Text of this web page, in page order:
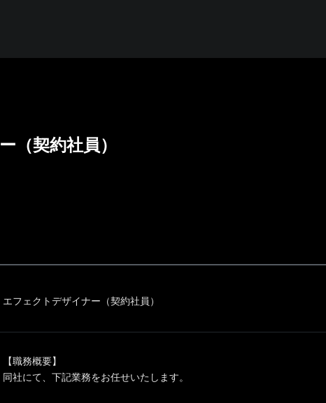
（契約社員）
エフェクトデザイナー（契約社員）
【職務概要】
同社にて、下記業務をお任せいたします。